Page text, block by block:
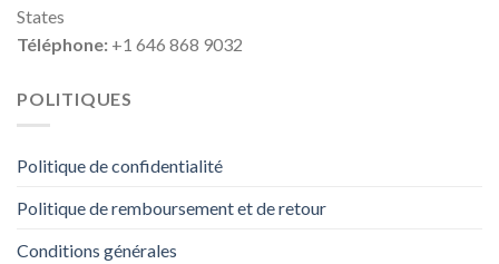
States
Téléphone: +1 646 868 9032
POLITIQUES
Politique de confidentialité
Politique de remboursement et de retour
Conditions générales